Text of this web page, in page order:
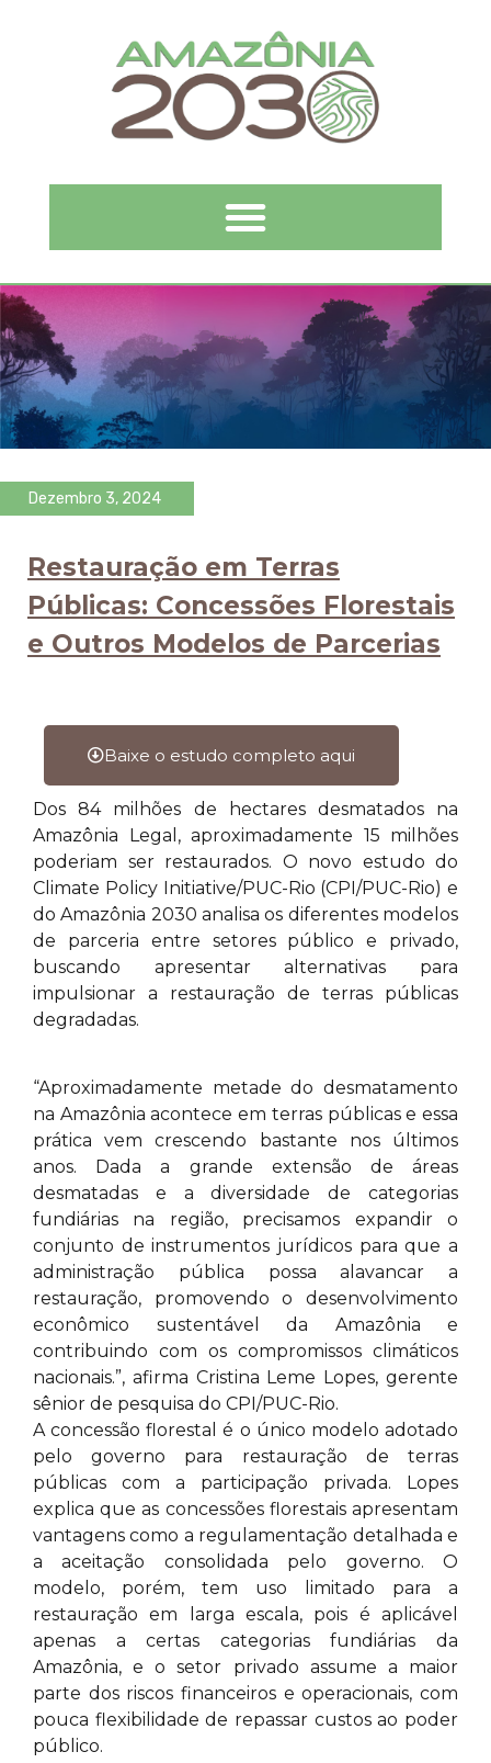
Dezembro 3, 2024
Restauração em Terras
Públicas: Concessões Florestais
e Outros Modelos de Parcerias
Baixe o estudo completo aqui
Dos 84 milhões de hectares desmatados na
Amazônia Legal, aproximadamente 15 milhões
poderiam ser restaurados. O novo estudo do
Climate Policy Initiative/PUC-Rio (CPI/PUC-Rio) e
do Amazônia 2030 analisa os diferentes modelos
de parceria entre setores público e privado,
buscando apresentar alternativas para
impulsionar a restauração de terras públicas
degradadas.
“Aproximadamente metade do desmatamento
na Amazônia acontece em terras públicas e essa
prática vem crescendo bastante nos últimos
anos. Dada a grande extensão de áreas
desmatadas e a diversidade de categorias
fundiárias na região, precisamos expandir o
conjunto de instrumentos jurídicos para que a
administração pública possa alavancar a
restauração, promovendo o desenvolvimento
econômico sustentável da Amazônia e
contribuindo com os compromissos climáticos
nacionais.”, afirma Cristina Leme Lopes, gerente
sênior de pesquisa do CPI/PUC-Rio.
A concessão florestal é o único modelo adotado
pelo governo para restauração de terras
públicas com a participação privada. Lopes
explica que as concessões florestais apresentam
vantagens como a regulamentação detalhada e
a aceitação consolidada pelo governo. O
modelo, porém, tem uso limitado para a
restauração em larga escala, pois é aplicável
apenas a certas categorias fundiárias da
Amazônia, e o setor privado assume a maior
parte dos riscos financeiros e operacionais, com
pouca flexibilidade de repassar custos ao poder
público.